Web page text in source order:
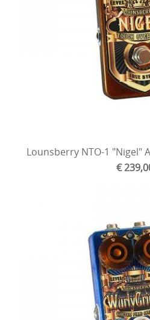
Lounsberry NTO-1 "Nigel"
€